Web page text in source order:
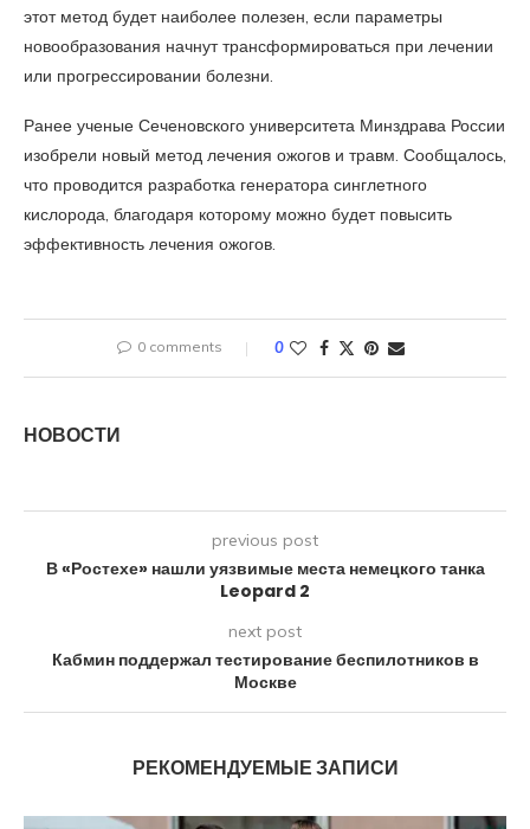
этот метод будет наиболее полезен, если параметры
новообразования начнут трансформироваться при лечении
или прогрессировании болезни.
Ранее ученые Сеченовского университета Минздрава России
изобрели новый метод лечения ожогов и травм. Сообщалось,
что проводится разработка генератора синглетного
кислорода, благодаря которому можно будет повысить
эффективность лечения ожогов.
0 comments 0
НОВОСТИ
previous post
В «Ростехе» нашли уязвимые места немецкого танка
Leopard 2
next post
Кабмин поддержал тестирование беспилотников в
Москве
РЕКОМЕНДУЕМЫЕ ЗАПИСИ